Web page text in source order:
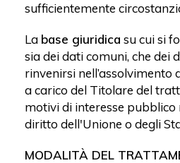
sufficientemente
La base giuridica su cui si
sia dei dati comuni, che dei
rinvenirsi
a carico del Titolare del
motivi di interesse
diritto dell'Unione o degli
MODALITÀ DEL